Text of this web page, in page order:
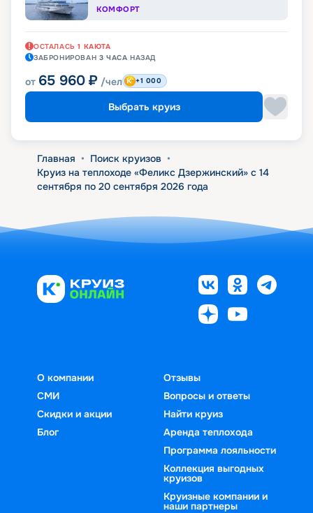
КОМФОРТ
ОСТАЛАСЬ 1 КАЮТА
ЗАБРОНИРОВАН 3 ЧАСА НАЗАД
от 65 960 ₽ /чел +1 000
Выбрать круиз
Главная • Поиск круизов •
Круиз на теплоходе «Феликс Дзержинский» с 14
сентября по 20 сентября 2026 года
О компании
СМИ
Скидки и акции
Блог
Отзывы
Вопросы и ответы
Найти круиз
Аренда теплохода
Программа лояльности
Коллекция выгодных
круизов
Круизные компании и
наши партнеры